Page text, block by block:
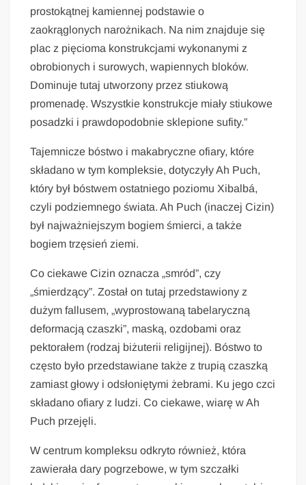
prostokątnej kamiennej podstawie o
zaokrąglonych narożnikach. Na nim znajduje się
plac z pięcioma konstrukcjami wykonanymi z
obrobionych i surowych, wapiennych bloków.
Dominuje tutaj utworzony przez stiukową
promenadę. Wszystkie konstrukcje miały stiukowe
posadzki i prawdopodobnie sklepione sufity.”
Tajemnicze bóstwo i makabryczne ofiary, które
składano w tym kompleksie, dotyczyły Ah Puch,
który był bóstwem ostatniego poziomu Xibalbá,
czyli podziemnego świata. Ah Puch (inaczej Cizin)
był najważniejszym bogiem śmierci, a także
bogiem trzęsień ziemi.
Co ciekawe Cizin oznacza „smród”, czy
„śmierdzący”. Został on tutaj przedstawiony z
dużym fallusem, „wyprostowaną tabelaryczną
deformacją czaszki”, maską, ozdobami oraz
pektorałem (rodzaj biżuterii religijnej). Bóstwo to
często było przedstawiane także z trupią czaszką
zamiast głowy i odsłoniętymi żebrami. Ku jego czci
składano ofiary z ludzi. Co ciekawe, wiarę w Ah
Puch przejęli.
W centrum kompleksu odkryto również, która
zawierała dary pogrzebowe, w tym szczałki